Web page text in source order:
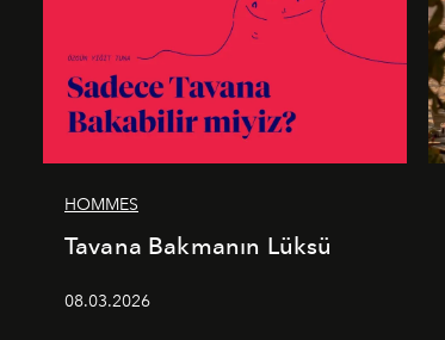
HOMMES
Tavana Bakmanın Lüksü
08.03.2026